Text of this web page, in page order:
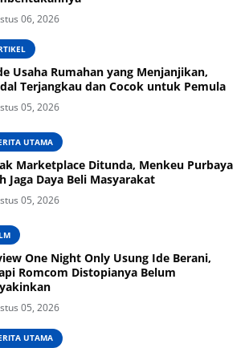
06, 2026
Usaha Rumahan yang Menjanjikan,
Terjangkau dan Cocok untuk Pemula
05, 2026
UTAMA
Marketplace Ditunda, Menkeu Purbaya
Jaga Daya Beli Masyarakat
05, 2026
One Night Only Usung Ide Berani,
Romcom Distopianya Belum
05, 2026
UTAMA